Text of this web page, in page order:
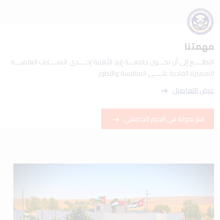
مهمتنا
التطلــــع إلى أن تكـــون جامعـــة إربد الأهلية إحــــدى المنــــارات العلميـــة
المتميزة القادرة علــــى المنافسة والتطور.
عرض التفاصيل
قم بجولة في الحرم الجامعي